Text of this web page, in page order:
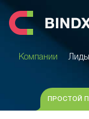
Компании Лиды
Компании Лиды
ПРОСТОЙ